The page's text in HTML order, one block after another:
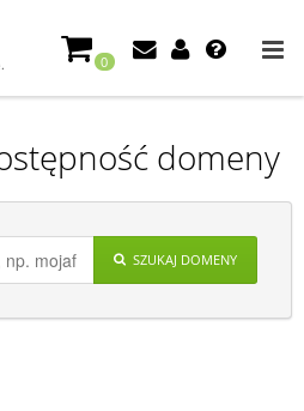
0
domeny
SZUKAJ DOMENY